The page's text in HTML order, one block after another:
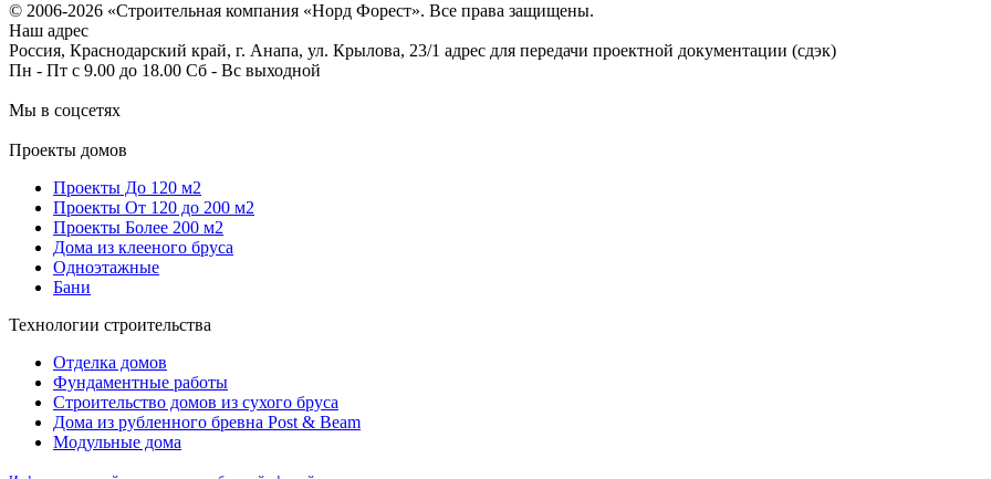
© 2006-2026 «Строительная компания «Норд Форест». Все права защищены.
Наш адрес
Россия, Краснодарский край, г. Анапа, ул. Крылова, 23/1 адрес для передачи проектной документации (сдэк)
Пн - Пт с 9.00 до 18.00 Сб - Вс выходной
Мы в соцсетях
Проекты домов
Проекты До 120 м2
Проекты От 120 до 200 м2
Проекты Более 200 м2
Дома из клееного бруса
Одноэтажные
Бани
Технологии строительства
Отделка домов
Фундаментные работы
Строительство домов из сухого бруса
Дома из рубленного бревна Post & Beam
Модульные дома